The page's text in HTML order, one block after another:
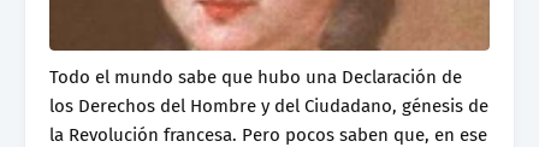
Todo el mundo sabe que hubo una Declaración de
los Derechos del Hombre y del Ciudadano, génesis de
la Revolución francesa. Pero pocos saben que, en ese